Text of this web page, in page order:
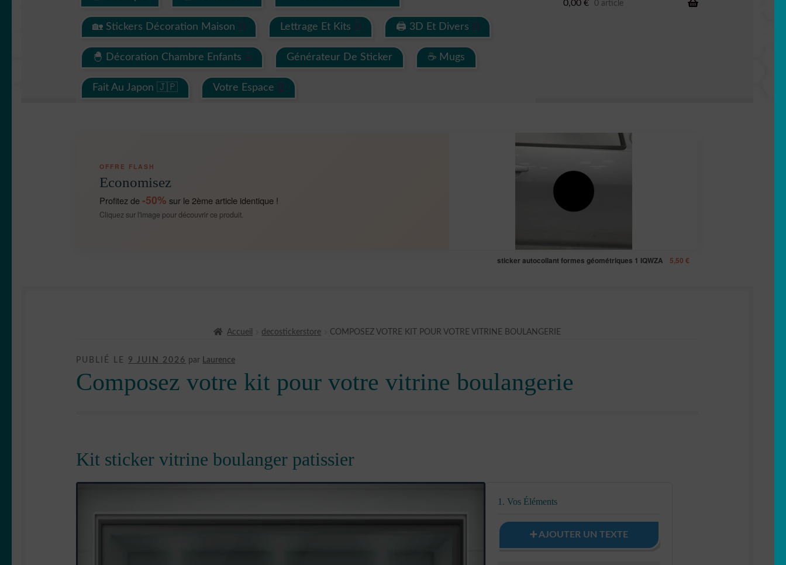
🏡 Stickers Décoration Maison Lettrage Et Kits 🖨 3D Et Divers
🐣 Décoration Chambre Enfants Générateur De Sticker ☕ Mugs
Fait Au Japon 🇯🇵 Votre Espace
0,00 € 0 article
OFFRE FLASH
Economisez
Profitez de-50% sur le 2ème article identique !
Cliquez sur l'image pour découvrir ce produit.
sticker autocollant formes géométriques 1 IQWZA 5,50 €
Accueil decostickerstore COMPOSEZ VOTRE KIT POUR VOTRE VITRINE BOULANGERIE
PUBLIÉ LE 9 JUIN 2026 par Laurence
Composez votre kit pour votre vitrine boulangerie
Kit sticker vitrine boulanger patissier
1. Vos Éléments
➕ AJOUTER UN TEXTE